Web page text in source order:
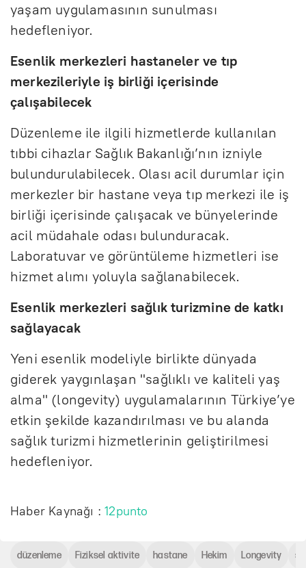
yaşam uygulamasının sunulması
hedefleniyor.
Esenlik merkezleri hastaneler ve tıp
merkezileriyle iş birliği içerisinde
çalışabilecek
Düzenleme ile ilgili hizmetlerde kullanılan
tıbbi cihazlar Sağlık Bakanlığı’nın izniyle
bulundurulabilecek. Olası acil durumlar için
merkezler bir hastane veya tıp merkezi ile iş
birliği içerisinde çalışacak ve bünyelerinde
acil müdahale odası bulunduracak.
Laboratuvar ve görüntüleme hizmetleri ise
hizmet alımı yoluyla sağlanabilecek.
Esenlik merkezleri sağlık turizmine de katkı
sağlayacak
Yeni esenlik modeliyle birlikte dünyada
giderek yaygınlaşan "sağlıklı ve kaliteli yaş
alma" (longevity) uygulamalarının Türkiye’ye
etkin şekilde kazandırılması ve bu alanda
sağlık turizmi hizmetlerinin geliştirilmesi
hedefleniyor.
Haber Kaynağı :12punto
düzenleme Fiziksel aktivite hastane Hekim Longevity